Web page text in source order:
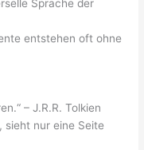
Sprache der
entstehen oft ohne
– J.R.R. Tolkien
sieht nur eine Seite